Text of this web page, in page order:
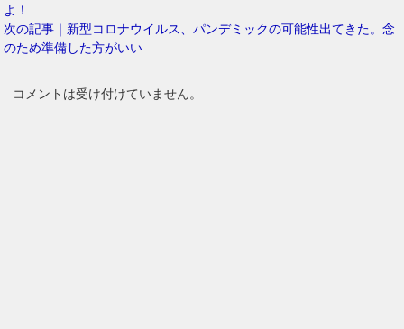
よ！
次の記事｜新型コロナウイルス、パンデミックの可能性出てきた。念
のため準備した方がいい
コメントは受け付けていません。